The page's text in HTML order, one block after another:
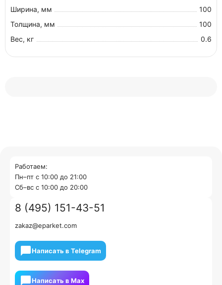
Ширина, мм
100
Толщина, мм
100
Вес, кг
0.6
Работаем:
Пн–пт с 10:00 до 21:00
Cб–вс с 10:00 до 20:00
8 (495) 151-43-51
zakaz@eparket.com
Написать в Telegram
Написать в Мах